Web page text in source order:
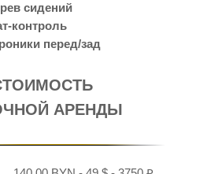
контроль
АРЕНДЫ
сидений
перед/зад